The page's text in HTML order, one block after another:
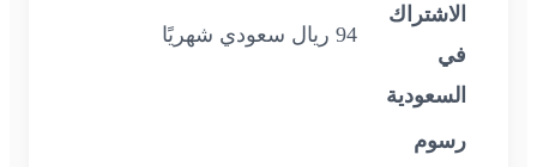
الاشتراك
في
السعودية
94 ريال سعودي شهريًا
رسوم